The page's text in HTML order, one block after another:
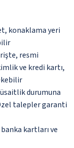
konaklama yeri
resmi
ve kredi kartı,
durumuna
talepler garanti
kartları ve